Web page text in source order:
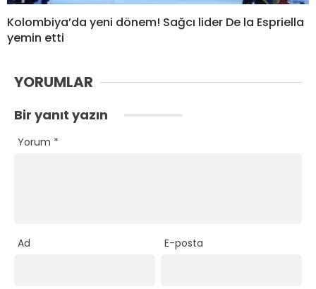
Kolombiya’da yeni dönem! Sağcı lider De la Espriella
yemin etti
YORUMLAR
Bir yanıt yazın
Yorum *
Ad E-posta